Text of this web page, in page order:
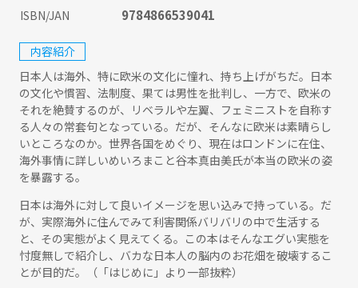
ISBN/JAN 9784866539041
内容紹介
日本人は海外、特に欧米の文化に憧れ、持ち上げがちだ。日本
の文化や慣習、法制度、果ては男性を批判し、一方で、欧米の
それを絶賛するのが、リベラルや左翼、フェミニストを自称す
る人々の常套句となっている。だが、そんなに欧米は素晴らし
いところなのか。世界各国をめぐり、現在はロンドンに在住、
海外事情に詳しいめいろまこと谷本真由美氏が本当の欧米の姿
を暴露する。
日本は海外に対して良いイメージを思い込みで持っている。だ
が、実際海外に住んでみて利害関係バリバリの中で生活する
と、その実態がよく見えてくる。この本はそんなエグい実態を
忖度無しで紹介し、バカな日本人の脳内のお花畑を破壊するこ
とが目的だ。（「はじめに」より一部抜粋）